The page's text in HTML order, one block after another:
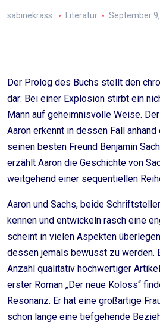
sabinekrass Literatur September
Der Prolog des Buchs stellt den
dar: Bei einer Explosion stirbt ein
Mann auf geheimnisvolle Weise.
Aaron erkennt in dessen Fall
seinen besten Freund Benjamin
erzählt Aaron die Geschichte von
weitgehend einer sequentiellen
Aaron und Sachs, beide
kennen und entwickeln rasch eine
scheint in vielen Aspekten
dessen jemals bewusst zu werden.
Anzahl qualitativ hochwertiger
erster Roman „Der neue Koloss“
Resonanz. Er hat eine großartige
schon lange eine tiefgehende